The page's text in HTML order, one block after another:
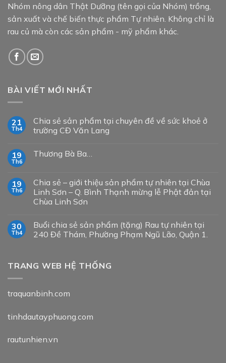
Nhóm nông dân Thật Dưỡng (tên gọi của Nhóm) trồng,
sản xuất và chế biến thực phẩm Tự nhiên. Không chỉ là
rau củ mà còn các sản phẩm - mỹ phẩm khác.
BÀI VIẾT MỚI NHẤT
21
Th4
Chia sẻ sản phẩm tại chuyên đề về sức khoẻ ở
trường CĐ Văn Lang
19
Th6
Thương Bà Ba…
19
Th6
Chia sẻ – giới thiệu sản phẩm tự nhiên tại Chùa
Linh Sơn – Q. Bình Thạnh mừng lễ Phật đản tại
Chùa Linh Sơn
30
Th4
Buổi chia sẻ sản phẩm (tặng) Rau tự nhiên tại
240 Đề Thám, Phường Phạm Ngũ Lão, Quận 1.
TRANG WEB HỆ THỐNG
traquanbinh.com
tinhdautayphuong.com
rautunhien.vn